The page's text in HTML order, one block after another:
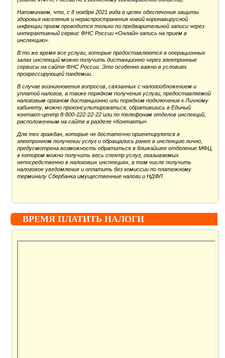
Напоминаем, что, с 8 ноября 2021 года в целях обеспечения защиты
здоровья населения и нераспространения новой коронавирусной
инфекции прием проводится только по предварительной записи через
интерактивный сервис ФНС России «Онлайн-запись на прием в
инспекцию».
В то же время все услуги, которые предоставляются в операционных
залах инспекций можно получить дистанционно через электронные
сервисы на сайте ФНС России. Это особенно важно в условиях
прогрессирующей пандемии.
В случае возникновения вопросов, связанных с налогообложением и
уплатой налогов, а также порядком получения услуги, предоставляемой
налоговым органом дистанционно или порядком подключения к Личному
кабинету, можно проконсультироваться, обратившись в Единый
контакт-центр 8-800-222-22-22 или по телефонам отделов инспекций,
расположенным на сайте в разделе «Контакты».
Для тех граждан, которые не достаточно ориентируются в
электронном получении услуг и обращались ранее в инспекцию лично,
предусмотрена возможность обратиться в ближайшее отделение МФЦ,
в котором можно получить весь спектр услуг, оказываемых
непосредственно в налоговых инспекциях, в том числе получить
налоговое уведомление и оплатить без комиссии по платежному
терминалу Сбербанка имущественные налоги и НДФЛ.
ВРЕМЯ ПЛАТИТЬ НАЛОГИ